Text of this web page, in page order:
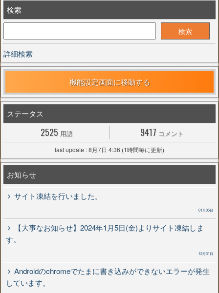
検索
詳細検索
機能設定画面に移動する
ステータス
2525 用語 9417 コメント
last update : 8月7日 4:36 (1時間毎に更新)
お知らせ
サイト凍結を行いました。
01月05日
【大事なお知らせ】2024年1月5日(金)よりサイト凍結しま
す。
12月31日
Androidのchromeでたまに書き込みができないエラーが発生
しています。